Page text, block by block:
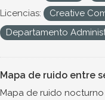
Licencias:
Creative
Departamento
Mapa de ruido entre
Mapa de ruido